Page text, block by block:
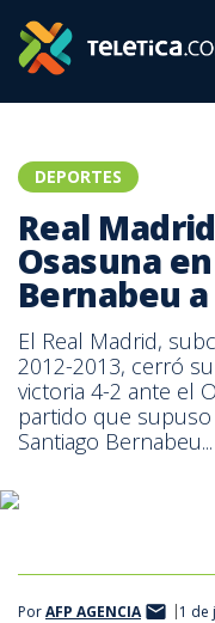
DEPORTES
Real
Osasuna
Bernabeu
El Real Madrid,
2012-2013, cerró
victoria 4-2 ante el
partido que
Santiago Bernabeu...
PorAFP AGENCIA 1 de